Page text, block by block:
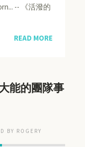
-- 《活潑的
READ MORE
能的團隊事
BY ROGERY